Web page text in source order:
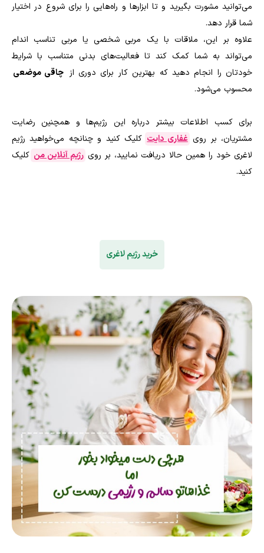
می‌توانید مشورت بگیرید و تا ابزارها و راه‌هایی را برای شروع در اختیار
شما قرار دهد.
علاوه بر این، ملاقات با یک مربی شخصی یا مربی تناسب اندام
می‌تواند به شما کمک کند تا فعالیت‌های بدنی متناسب با شرایط
خودتان را انجام دهید که بهترین کار برای دوری از چاقی موضعی
محسوب می‌شود.
برای کسب اطلاعات بیشتر درباره این رژیم‌ها و همچنین رضایت
مشتریان، بر روی غفاری دایت کلیک کنید و چنانچه می‌خواهید رژیم
لاغری خود را همین حالا دریافت نمایید، بر روی رژیم آنلاین من کلیک
کنید.
خرید رژیم لاغری